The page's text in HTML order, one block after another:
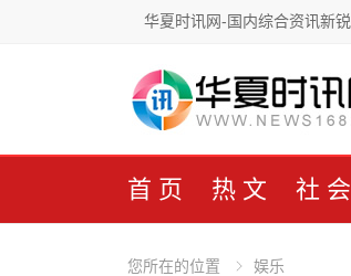
华夏时讯网-国内综合资讯新
首页 热文 社会
您所在的位置 娱乐